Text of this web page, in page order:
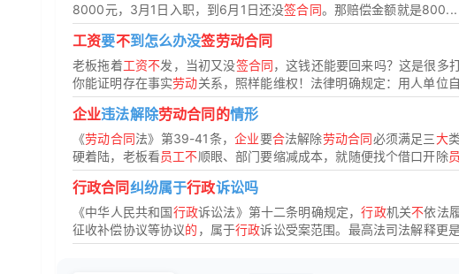
8000元，3月1日入职，到6月1日还没签合同。那赔偿金额就是800...
工资要不到怎么办没签劳动合同
老板拖着工资不发，当初又没签合同，这钱还能要回来吗？这是很多
你能证明存在事实劳动关系，照样能维权！法律明确规定：用人单位
企业违法解除劳动合同的情形
《劳动合同法》第39-41条，企业要合法解除劳动合同必须满足三大
硬着陆，老板看员工不顺眼、部门要缩减成本，就随便找个借口开除
行政合同纠纷属于行政诉讼吗
《中华人民共和国行政诉讼法》第十二条明确规定，行政机关不依法
征收补偿协议等协议的 ，属于行政诉讼受案范围。最高法司法解释更